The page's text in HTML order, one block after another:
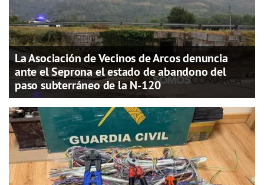
La Asociación de Vecinos de Arcos denuncia
ante el Seprona el estado de abandono del
paso subterráneo de la N-120